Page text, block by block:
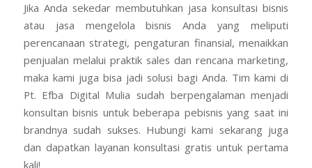
Jika Anda sekedar membutuhkan jasa konsultasi bisnis
atau jasa mengelola bisnis Anda yang meliputi
perencanaan strategi, pengaturan finansial, menaikkan
penjualan melalui praktik sales dan rencana marketing,
maka kami juga bisa jadi solusi bagi Anda. Tim kami di
Pt. Efba Digital Mulia sudah berpengalaman menjadi
konsultan bisnis untuk beberapa pebisnis yang saat ini
brandnya sudah sukses. Hubungi kami sekarang juga
dan dapatkan layanan konsultasi gratis untuk pertama
kali!